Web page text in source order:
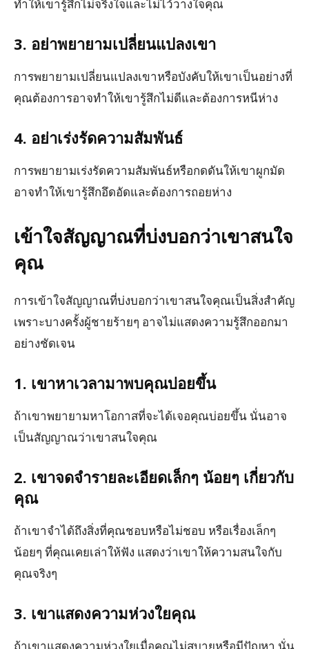
ทำให้เขารู้สึกไม่จริงใจและไม่ไว้วางใจคุณ
3. อย่าพยายามเปลี่ยนแปลงเขา
การพยายามเปลี่ยนแปลงเขาหรือบังคับให้เขาเป็นอย่างที่
คุณต้องการอาจทำให้เขารู้สึกไม่ดีและต้องการหนีห่าง
4. อย่าเร่งรัดความสัมพันธ์
การพยายามเร่งรัดความสัมพันธ์หรือกดดันให้เขาผูกมัด
อาจทำให้เขารู้สึกอึดอัดและต้องการถอยห่าง
เข้าใจสัญญาณที่บ่งบอกว่าเขาสนใจ
คุณ
การเข้าใจสัญญาณที่บ่งบอกว่าเขาสนใจคุณเป็นสิ่งสำคัญ
เพราะบางครั้งผู้ชายร้ายๆ อาจไม่แสดงความรู้สึกออกมา
อย่างชัดเจน
1. เขาหาเวลามาพบคุณบ่อยขึ้น
ถ้าเขาพยายามหาโอกาสที่จะได้เจอคุณบ่อยขึ้น นั่นอาจ
เป็นสัญญาณว่าเขาสนใจคุณ
2. เขาจดจำรายละเอียดเล็กๆ น้อยๆ เกี่ยวกับ
คุณ
ถ้าเขาจำได้ถึงสิ่งที่คุณชอบหรือไม่ชอบ หรือเรื่องเล็กๆ
น้อยๆ ที่คุณเคยเล่าให้ฟัง แสดงว่าเขาให้ความสนใจกับ
คุณจริงๆ
3. เขาแสดงความห่วงใยคุณ